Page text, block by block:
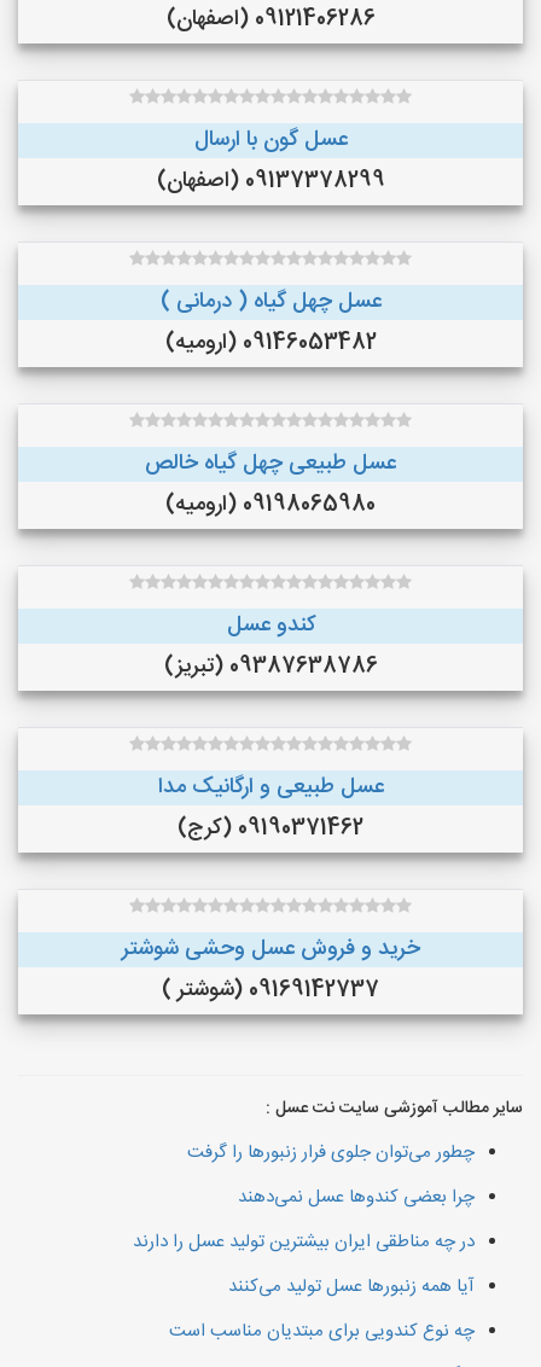
09121406286 (اصفهان)
عسل گون با ارسال
09137378299 (اصفهان)
عسل چهل گیاه ( درمانی )
09146053482 (ارومیه)
عسل طبیعی چهل گیاه خالص
09198065980 (ارومیه)
کندو عسل
09387638786 (تبریز)
عسل طبیعی و ارگانیک مدا
09190371462 (کرج)
خرید و فروش عسل وحشی شوشتر
09169142737 (شوشتر )
سایر مطالب آموزشی سایت نت عسل :
چطور می‌توان جلوی فرار زنبورها را گرفت
چرا بعضی کندوها عسل نمی‌دهند
در چه مناطقی ایران بیشترین تولید عسل را دارند
آیا همه زنبورها عسل تولید می‌کنند
چه نوع کندویی برای مبتدیان مناسب است